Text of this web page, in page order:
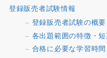
登録販売者試験情報
登録販売者試験の概要
各出題範囲の特徴・
合格に必要な学習時間